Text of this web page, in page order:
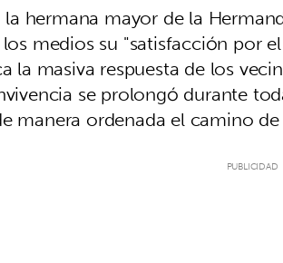
la hermana mayor de la
medios su "satisfacción por
la masiva respuesta de los
se prolongó durante
manera ordenada el camino